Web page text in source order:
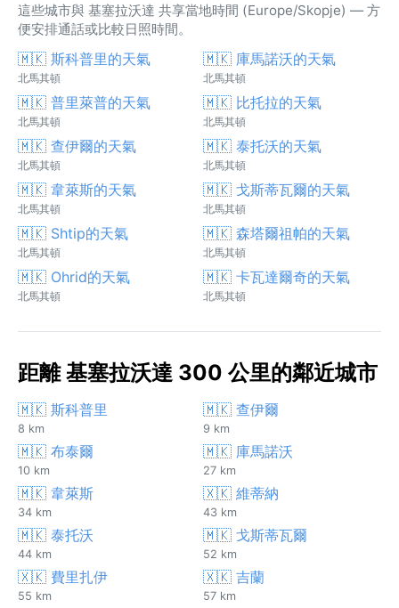
這些城市與 基塞拉沃達 共享當地時間 (Europe/Skopje) — 方
便安排通話或比較日照時間。
🇲🇰 斯科普里的天氣
北馬其頓
🇲🇰 庫馬諾沃的天氣
北馬其頓
🇲🇰 普里萊普的天氣
北馬其頓
🇲🇰 比托拉的天氣
北馬其頓
🇲🇰 查伊爾的天氣
北馬其頓
🇲🇰 泰托沃的天氣
北馬其頓
🇲🇰 韋萊斯的天氣
北馬其頓
🇲🇰 戈斯蒂瓦爾的天氣
北馬其頓
🇲🇰 Shtip的天氣
北馬其頓
🇲🇰 森塔爾祖帕的天氣
北馬其頓
🇲🇰 Ohrid的天氣
北馬其頓
🇲🇰 卡瓦達爾奇的天氣
北馬其頓
距離 基塞拉沃達 300 公里的鄰近城市
🇲🇰 斯科普里
8 km
🇲🇰 查伊爾
9 km
🇲🇰 布泰爾
10 km
🇲🇰 庫馬諾沃
27 km
🇲🇰 韋萊斯
34 km
🇽🇰 維蒂納
43 km
🇲🇰 泰托沃
44 km
🇲🇰 戈斯蒂瓦爾
52 km
🇽🇰 費里扎伊
55 km
🇽🇰 吉蘭
57 km